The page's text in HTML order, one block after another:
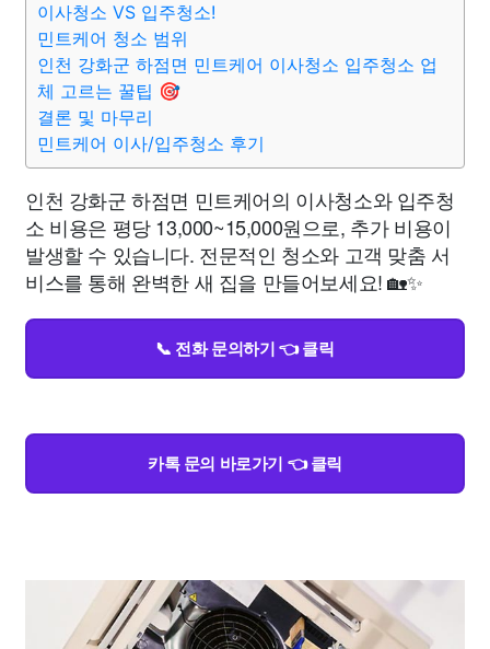
이사청소 VS 입주청소!
민트케어 청소 범위
인천 강화군 하점면 민트케어 이사청소 입주청소 업
체 고르는 꿀팁 🎯
결론 및 마무리
민트케어 이사/입주청소 후기
인천 강화군 하점면 민트케어의 이사청소와 입주청
소 비용은 평당 13,000~15,000원으로, 추가 비용이
발생할 수 있습니다. 전문적인 청소와 고객 맞춤 서
비스를 통해 완벽한 새 집을 만들어보세요! 🏡✨
📞 전화 문의하기 👈 클릭
카톡 문의 바로가기 👈 클릭